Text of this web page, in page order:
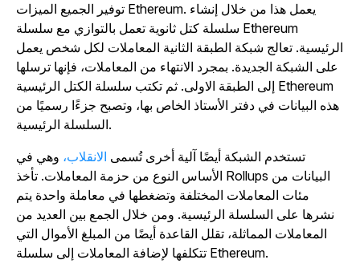
توفير الجميع الميزات Ethereum. يعمل هذا من خلال إنشاء
سلسلة كتل ثانوية تعمل بالتوازي مع سلسلة Ethereum
تعالج شبكة الطبقة الثانية المعاملات لكل شخص يعمل
على الشبكة الجديدة. بمجرد الانتهاء من المعاملات، فإنها ترسلها
إلى الطبقة الاولى. ثم تكتب سلسلة الكتل الرئيسية Ethereum
هذه البيانات في دفتر الأستاذ الخاص بها، وتصبح جزءًا رسميًا من
تستخدم الشبكة أيضًا آلية أخرى تُسمىالانقلاب،وهي في
الأساس النوع من حزمة المعاملات. تأخذ Rollups البيانات من
مئات المعاملات المختلفة وتضغطها في معاملة واحدة يتم
نشرها على السلسلة الرئيسية. ومن خلال الجمع بين العديد من
المعاملات المماثلة، تقلل القاعدة أيضًا من المبلغ الأموال التي
تتكلفها لإضافة المعاملات إلى سلسلة Ethereum.